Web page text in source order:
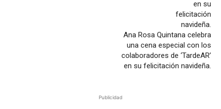
Ana Rosa Quintana celebra
una cena especial con los
colaboradores de ‘TardeAR’
en su felicitación navideña.
Publicidad